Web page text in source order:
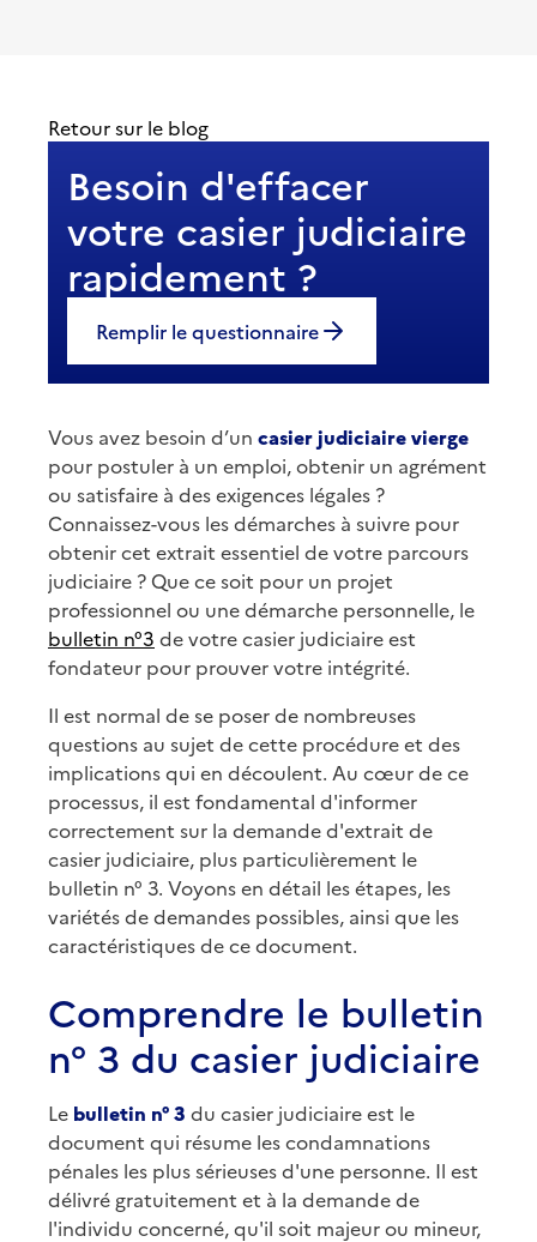
Retour sur le blog
Besoin d'effacer
votre casier judiciaire
rapidement ?
Remplir le questionnaire
Vous avez besoin d’un casier judiciaire vierge
pour postuler à un emploi, obtenir un agrément
ou satisfaire à des exigences légales ?
Connaissez-vous les démarches à suivre pour
obtenir cet extrait essentiel de votre parcours
judiciaire ? Que ce soit pour un projet
professionnel ou une démarche personnelle, le
bulletin n°3 de votre casier judiciaire est
fondateur pour prouver votre intégrité.
Il est normal de se poser de nombreuses
questions au sujet de cette procédure et des
implications qui en découlent. Au cœur de ce
processus, il est fondamental d'informer
correctement sur la demande d'extrait de
casier judiciaire, plus particulièrement le
bulletin n° 3. Voyons en détail les étapes, les
variétés de demandes possibles, ainsi que les
caractéristiques de ce document.
Comprendre le bulletin
n° 3 du casier judiciaire
Le bulletin n° 3 du casier judiciaire est le
document qui résume les condamnations
pénales les plus sérieuses d'une personne. Il est
délivré gratuitement et à la demande de
l'individu concerné, qu'il soit majeur ou mineur,